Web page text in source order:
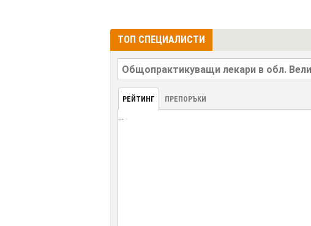
ТОП СПЕЦИАЛИСТИ
РЕЙТИНГ ПРЕПОРЪКИ
...